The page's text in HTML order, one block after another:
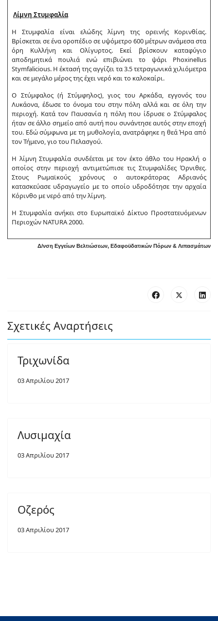
Λίμνη Στυμφαλία
Η Στυμφαλία είναι ελώδης λίμνη της ορεινής Κορινθίας.
Βρίσκεται σε ένα οροπέδιο σε υψόμετρο 600 μέτρων ανάμεσα στα
όρη Κυλλήνη και Ολίγυρτος. Εκεί βρίσκουν καταφύγιο
αποδημητικά πουλιά ενώ επιβιώνει το ψάρι Phoxinellus
Stymfalicious. Η έκτασή της αγγίζει τα 3.5 τετραγωνικά χιλιόμετρα
και σε μεγάλο μέρος της έχει νερό και το καλοκαίρι.
Ο Στύμφαλος (ή Στύμφηλος), γιος του Αρκάδα, εγγονός του
Λυκάονα, έδωσε το όνομα του στην πόλη αλλά και σε όλη την
περιοχή. Κατά τον Παυσανία η πόλη που ίδρυσε ο Στύμφαλος
ήταν σε άλλο σημείο από αυτή που συνάντησε αυτός στην εποχή
του. Εδώ σύμφωνα με τη μυθολογία, ανατράφηκε η θεά Ήρα από
τον Τήμενο, γιο του Πελασγού.
Η λίμνη Στυμφαλία συνδέεται με τον έκτο άθλο του Ηρακλή ο
οποίος στην περιοχή αντιμετώπισε τις Στυμφαλίδες Όρνιθες.
Στους Ρωμαϊκούς χρόνους ο αυτοκράτορας Αδριανός
κατασκεύασε υδραγωγείο με το οποίο υδροδότησε την αρχαία
Κόρινθο με νερό από την λίμνη.
Η Στυμφαλία ανήκει στο Ευρωπαϊκό Δίκτυο Προστατευόμενων
Περιοχών NATURA 2000.
Δ/νση Εγγείων Βελτιώσεων, Εδαφοϋδατικών Πόρων & Λιπασμάτων
Σχετικές Αναρτήσεις
Τριχωνίδα
03 Απριλίου 2017
Λυσιμαχία
03 Απριλίου 2017
Οζερός
03 Απριλίου 2017